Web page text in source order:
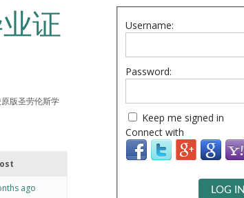
证
版圣劳伦斯学
ago
Username:
Password:
Keep me signed in
Connect with
LOG IN